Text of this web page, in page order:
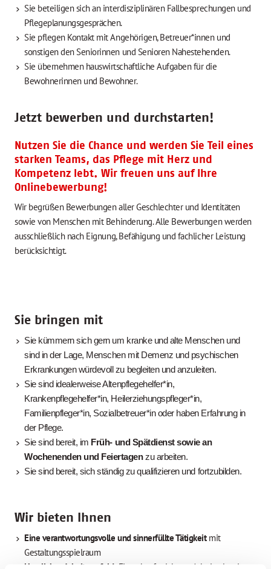
Sie beteiligen sich an interdisziplinären Fallbesprechungen und
Pflegeplanungsgesprächen.
Sie pflegen Kontakt mit Angehörigen, Betreuer*innen und
sonstigen den Seniorinnen und Senioren Nahestehenden.
Sie übernehmen hauswirtschaftliche Aufgaben für die
Bewohnerinnen und Bewohner.
Jetzt bewerben und durchstarten!
Nutzen Sie die Chance und werden Sie Teil eines
starken Teams, das Pflege mit Herz und
Kompetenz lebt. Wir freuen uns auf Ihre
Onlinebewerbung!
Wir begrüßen Bewerbungen aller Geschlechter und Identitäten
sowie von Menschen mit Behinderung.Alle Bewerbungen werden
ausschließlich nach Eignung, Befähigung und fachlicher Leistung
berücksichtigt.
Sie bringen mit
Sie kümmern sich gern um kranke und alte Menschen und
sind in der Lage, Menschen mit Demenz und psychischen
Erkrankungen würdevoll zu begleiten und anzuleiten.
Sie sind idealerweise Altenpflegehelfer*in,
Krankenpflegehelfer*in, Heilerziehungspfleger*in,
Familienpfleger*in, Sozialbetreuer*in oder haben Erfahrung in
der Pflege.
Sie sind bereit, im Früh- und Spätdienst sowie an
Wochenenden und Feiertagenzu arbeiten.
Sie sind bereit, sich ständig zu qualifizieren und fortzubilden.
Wir bieten Ihnen
Eine verantwortungsvolle und sinnerfüllte Tätigkeitmit
Gestaltungsspielraum